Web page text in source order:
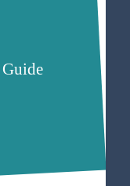
Guide